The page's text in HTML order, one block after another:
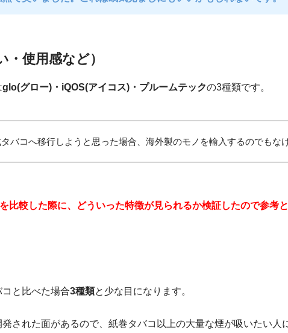
使用感など）
glo(グロー)・iQOS(アイコス)・プルームテックの3種類です。
バコへ移行しようと思った場合、海外製のモノを輸入するのでもな
比較した際に、どういった特徴が見られるか検証したので参考と
と比べた場合3種類と少な目になります。
された面があるので、紙巻タバコ以上の大量な煙が吸いたい人